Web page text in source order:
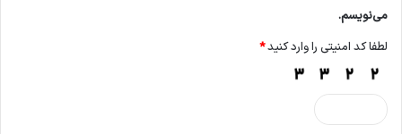
می‌نویسم.
لطفا کد امنیتی را وارد کنید*